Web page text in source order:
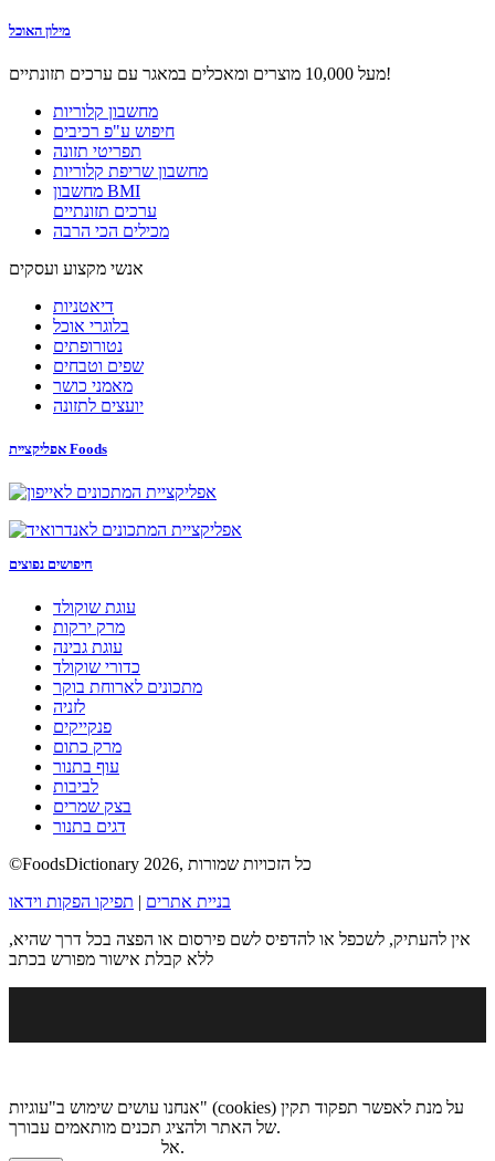
מילון האוכל
מעל 10,000 מוצרים ומאכלים במאגר עם ערכים תזונתיים!
מחשבון קלוריות
חיפוש ע"פ רכיבים
תפריטי תזונה
מחשבון שריפת קלוריות
מחשבון BMI
ערכים תזונתיים
מכילים הכי הרבה
אנשי מקצוע ועסקים
דיאטניות
בלוגרי אוכל
נטורופתים
שפים וטבחים
מאמני כושר
יועצים לתזונה
אפליקציית Foods
חיפושים נפוצים
עוגת שוקולד
מרק ירקות
עוגת גבינה
כדורי שוקולד
מתכונים לארוחת בוקר
לזניה
פנקייקים
מרק כתום
עוף בתנור
לביבות
בצק שמרים
דגים בתנור
©FoodsDictionary 2026, כל הזכויות שמורות
בניית אתרים | תפיקו הפקות וידאו
אין להעתיק, לשכפל או להדפיס לשם פירסום או הפצה בכל דרך שהיא,
ללא קבלת אישור מפורש בכתב
אנחנו עושים שימוש ב"עוגיות" (cookies) על מנת לאפשר תפקוד תקין
של האתר ולהציג תכנים מותאמים עבורך.
אל.